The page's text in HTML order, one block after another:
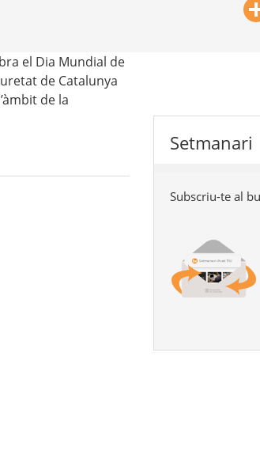
el Dia Mundial de
de Catalunya
de la
Setmanari
Subscriu-te al